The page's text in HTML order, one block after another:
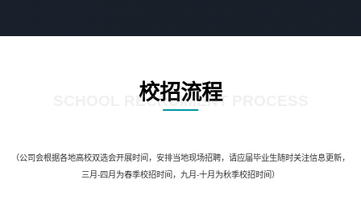
校招流程
SCHOOL RECRUIMENT PROCESS
（公司会根据各地高校双选会开展时间，安排当地现场招聘，请应届毕业生随时关注信息更新，
三月-四月为春季校招时间，九月-十月为秋季校招时间）